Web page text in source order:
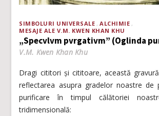
SIMBOLURI UNIVERSALE
ALCHIMIE
MESAJE ALE V.M. KWEN KHAN KHU
„Specvlvm pvrgativm” (Oglinda
V.M. Kwen Khan Khu
Dragi cititori și cititoare, această
reflectarea asupra gradelor noastre de
purificare în timpul călătoriei
tridimensională: